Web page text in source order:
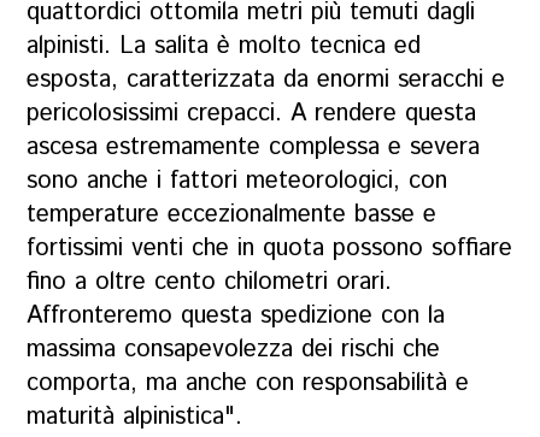
quattordici ottomila metri più temuti dagli
alpinisti. La salita è molto tecnica ed
esposta, caratterizzata da enormi seracchi e
pericolosissimi crepacci. A rendere questa
ascesa estremamente complessa e severa
sono anche i fattori meteorologici, con
temperature eccezionalmente basse e
fortissimi venti che in quota possono soffiare
fino a oltre cento chilometri orari.
Affronteremo questa spedizione con la
massima consapevolezza dei rischi che
comporta, ma anche con responsabilità e
maturità alpinistica".